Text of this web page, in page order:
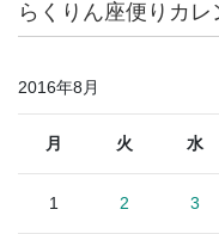
らくりん座便りカレ
2016年8月
月 火 水
1 2 3